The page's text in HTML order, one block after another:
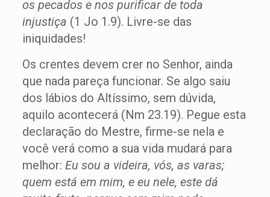
os pecados e nos purificar de toda
injustiça (1 Jo 1.9). Livre-se das
iniquidades!
Os crentes devem crer no Senhor, ainda
que nada pareça funcionar. Se algo saiu
dos lábios do Altíssimo, sem dúvida,
aquilo acontecerá (Nm 23.19). Pegue esta
declaração do Mestre, firme-se nela e
você verá como a sua vida mudará para
melhor: Eu sou a videira, vós, as varas;
quem está em mim, e eu nele, este dá